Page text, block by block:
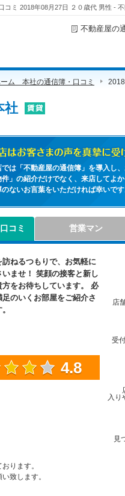
ミ 2018年08月27日 ２０歳代 男性 -
不動産屋の
ム 本社の通信簿・口コミ
社
お客さまの声を真摯に受け止め
では「不動産屋の通信簿」を導入し
件」の紹介だけでなく、来店してよ
ないお言葉をいただければ幸いです
コミ 営業マン
訪ねるつもりで、お気軽に
いませ！ 笑顔の接客と新し
方をお待ちしています。 必
のいくお部屋をご紹介さ
4.8
ります。
致します。